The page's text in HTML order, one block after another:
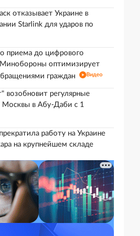
отказывает Украине в
Starlink для ударов по
приема до цифрового
Минобороны оптимизирует
граждан
Видео
возобновит регулярные
Москвы в Абу-Даби с 1
работу на Украине
на крупнейшем складе